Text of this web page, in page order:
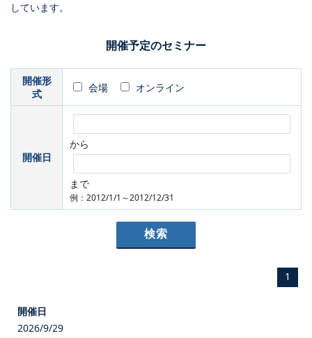
しています。
開催予定のセミナー
開催形
式
会場 オンライン
開催日
から
まで
例：2012/1/1～2012/12/31
1
2026/9/29